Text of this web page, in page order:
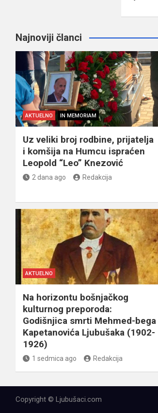
Najnoviji članci
AKTUELNO IN MEMORIAM
Uz veliki broj rodbine, prijatelja
i komšija na Humcu ispraćen
Leopold “Leo” Knezović
2 dana ago Redakcija
AKTUELNO
Na horizontu bošnjačkog
kulturnog preporoda:
Godišnjica smrti Mehmed-bega
Kapetanovića Ljubušaka (1902-
1926)
1 sedmica ago Redakcija
Copyright © Ljubušaci.com